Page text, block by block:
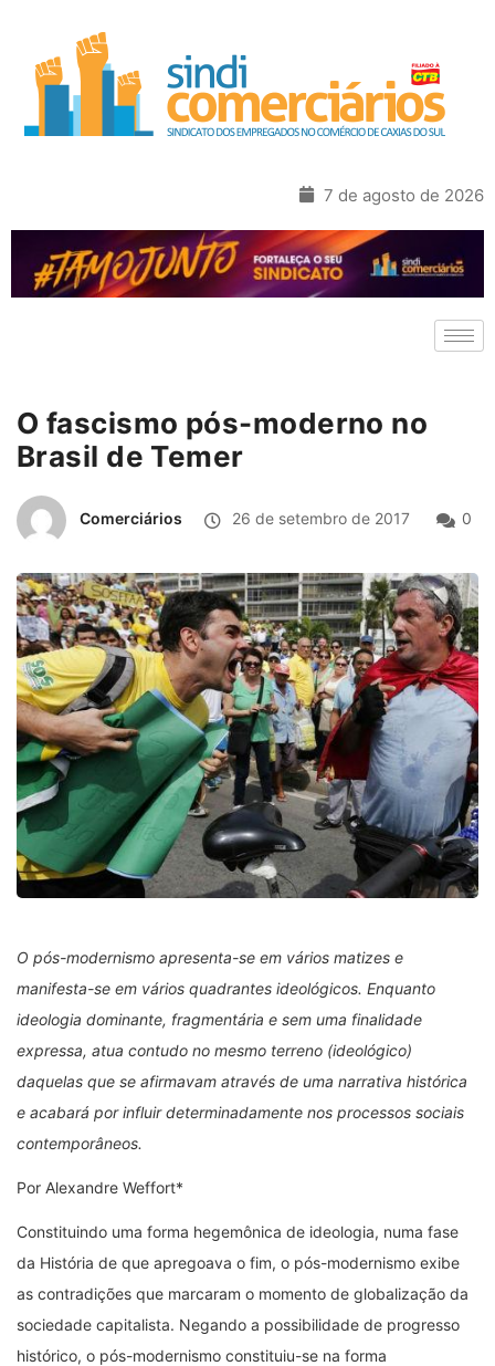
7 de agosto de 2026
O fascismo pós-moderno no
Brasil de Temer
Comerciários 26 de setembro de 2017 0
O pós-modernismo apresenta-se em vários matizes e
manifesta-se em vários quadrantes ideológicos. Enquanto
ideologia dominante, fragmentária e sem uma finalidade
expressa, atua contudo no mesmo terreno (ideológico)
daquelas que se afirmavam através de uma narrativa histórica
e acabará por influir determinadamente nos processos sociais
contemporâneos.
Por Alexandre Weffort*
Constituindo uma forma hegemônica de ideologia, numa fase
da História de que apregoava o fim, o pós-modernismo exibe
as contradições que marcaram o momento de globalização da
sociedade capitalista. Negando a possibilidade de progresso
histórico, o pós-modernismo constituiu-se na forma